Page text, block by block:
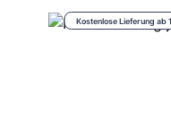
Kostenlose Lieferung ab